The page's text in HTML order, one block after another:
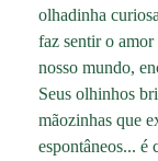
olhadinha
faz sentir o
nosso mundo,
Seus olhinhos
mãozinhas que
espontâneos... é